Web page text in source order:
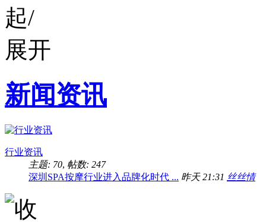
新闻资讯
行业资讯
主题: 70, 帖数: 247
深圳SPA按摩行业进入品牌化时代 ... 昨天 21:31 丝丝情